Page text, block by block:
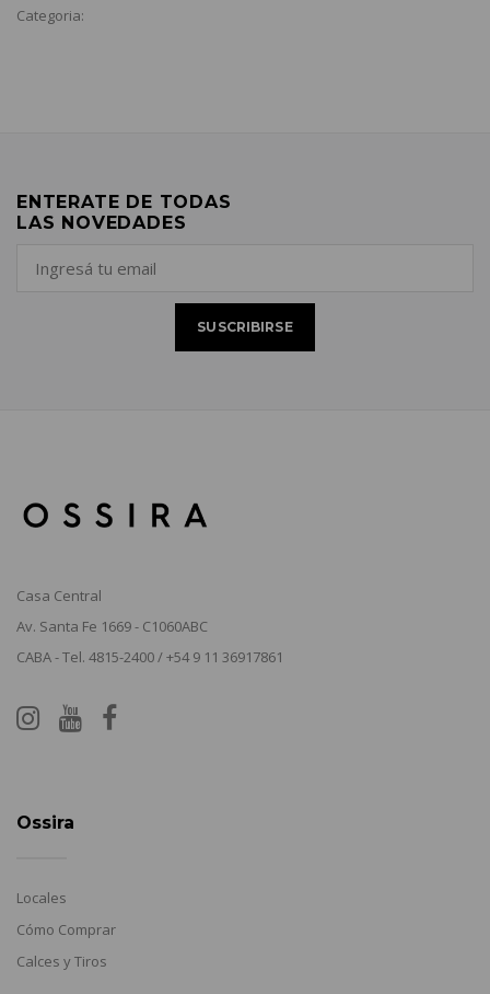
Categoria:
ENTERATE DE TODAS
LAS NOVEDADES
Casa Central
Av. Santa Fe 1669 - C1060ABC
CABA - Tel. 4815-2400 / +54 9 11 36917861
Ossira
Locales
Cómo Comprar
Calces y Tiros